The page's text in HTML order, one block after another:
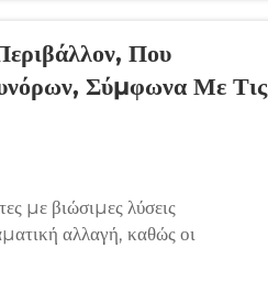
Που
Σύμφωνα Με Τις
με βιώσιμες λύσεις
αλλαγή, καθώς οι
βιωσιμότητα και την